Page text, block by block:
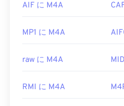
AIF に M4A
MP1 に M4A
raw に M4A
RMI に M4A